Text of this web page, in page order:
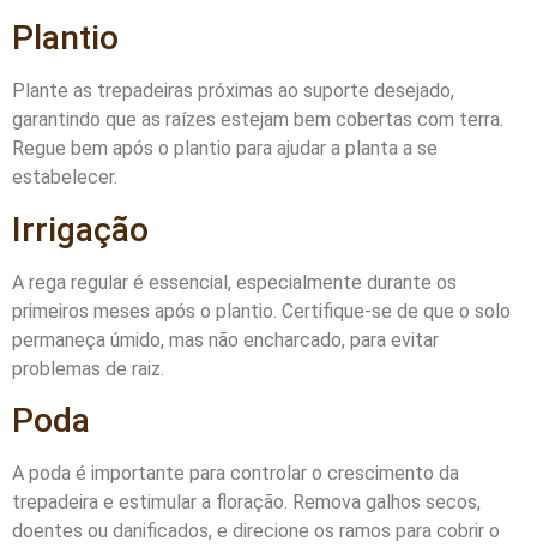
Plantio
Plante as trepadeiras próximas ao suporte desejado,
garantindo que as raízes estejam bem cobertas com terra.
Regue bem após o plantio para ajudar a planta a se
estabelecer.
Irrigação
A rega regular é essencial, especialmente durante os
primeiros meses após o plantio. Certifique-se de que o solo
permaneça úmido, mas não encharcado, para evitar
problemas de raiz.
Poda
A poda é importante para controlar o crescimento da
trepadeira e estimular a floração. Remova galhos secos,
doentes ou danificados, e direcione os ramos para cobrir o